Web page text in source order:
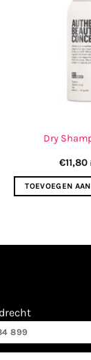
Dry
€11,80
TOEVOEGEN
899